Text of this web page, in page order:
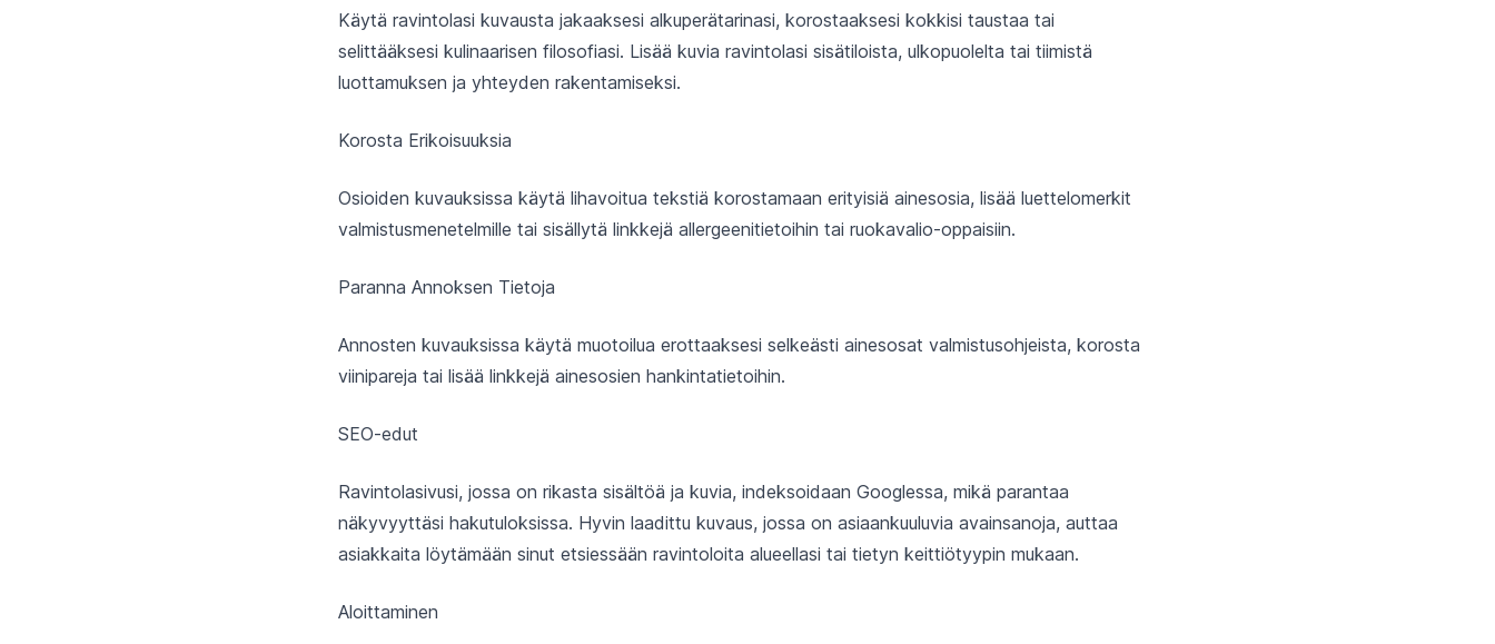
Käytä ravintolasi kuvausta jakaaksesi alkuperätarinasi, korostaaksesi kokkisi taustaa tai
selittääksesi kulinaarisen filosofiasi. Lisää kuvia ravintolasi sisätiloista, ulkopuolelta tai tiimistä
luottamuksen ja yhteyden rakentamiseksi.
Korosta Erikoisuuksia
Osioiden kuvauksissa käytä lihavoitua tekstiä korostamaan erityisiä ainesosia, lisää luettelomerkit
valmistusmenetelmille tai sisällytä linkkejä allergeenitietoihin tai ruokavalio-oppaisiin.
Paranna Annoksen Tietoja
Annosten kuvauksissa käytä muotoilua erottaaksesi selkeästi ainesosat valmistusohjeista, korosta
viinipareja tai lisää linkkejä ainesosien hankintatietoihin.
SEO-edut
Ravintolasivusi, jossa on rikasta sisältöä ja kuvia, indeksoidaan Googlessa, mikä parantaa
näkyvyyttäsi hakutuloksissa. Hyvin laadittu kuvaus, jossa on asiaankuuluvia avainsanoja, auttaa
asiakkaita löytämään sinut etsiessään ravintoloita alueellasi tai tietyn keittiötyypin mukaan.
Aloittaminen